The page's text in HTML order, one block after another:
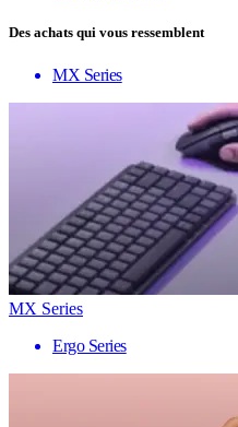
Des achats qui vous ressemblent
MX Series
MX Series
Ergo Series